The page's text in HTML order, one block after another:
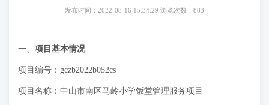
发布时间：2022-08-16 15:34:29 浏览次数：883
一、 项目基本情况
项目编号：gczb2022b052cs
项目名称：中山市南区马岭小学饭堂管理服务项目